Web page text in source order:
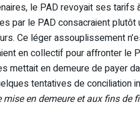
le PAD revoyait ses tarifs
par le PAD consacraient
Ce léger assouplissement
en collectif pour affronter le
mettait en demeure de payer
tentatives de
mise en demeure et aux fins de